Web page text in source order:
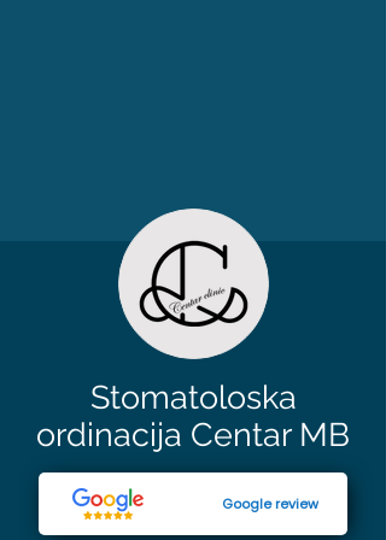
Stomatoloska
ordinacija Centar MB
Google review